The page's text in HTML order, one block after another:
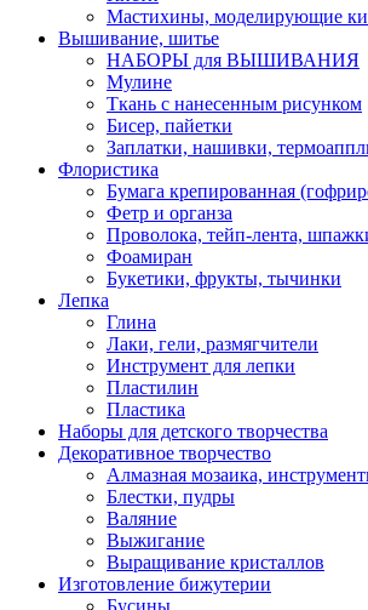
Мастихины, моделирующие
Вышивание, шитье
НАБОРЫ для ВЫШИВАНИЯ
Мулине
Ткань с нанесенным рисунком
Бисер, пайетки
Заплатки, нашивки,
Флористика
Бумага крепированная
Фетр и органза
Проволока, тейп-лента,
Фоамиран
Букетики, фрукты, тычинки
Лепка
Глина
Лаки, гели, размягчители
Инструмент для лепки
Пластилин
Пластика
Наборы для детского творчества
Декоративное творчество
Алмазная мозаика,
Блестки, пудры
Валяние
Выжигание
Выращивание кристаллов
Изготовление бижутерии
Бусины